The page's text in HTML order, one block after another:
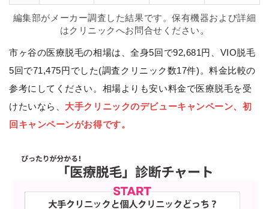
編集部がメーカー調査した結果です。保有機器および詳細
はクリニックへお問合せください。
市ヶ谷の医療脱毛の相場は、全身5回で92,681円、VIO脱毛
5回で71,475円でした(調査クリニック数17件)。料金比較の
参考にしてください。相場よりも安い料金で医療脱毛を受
けたいなら、 大手クリニックのデビューキャンペーン、初
回キャンペーンがお得です。